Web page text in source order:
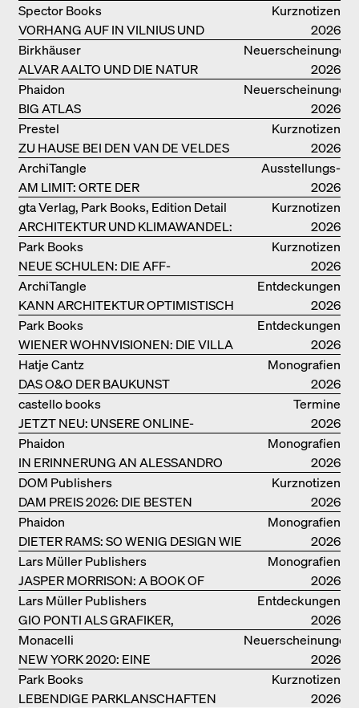
Kurznotizen
VORHANG AUF IN VILNIUS UND
MINSK!
Spector Books
2026
Neuerscheinungen
ALVAR AALTO UND DIE NATUR
Birkhäuser
2026
Neuerscheinungen
BIG ATLAS
Phaidon
2026
Kurznotizen
ZU HAUSE BEI DEN VAN DE VELDES
Prestel
2026
Ausstellungs­
kataloge
AM LIMIT: ORTE DER
LEBENSMITTELPRODUKTION
ArchiTangle
2026
Kurznotizen
ARCHITEKTUR UND KLIMAWANDEL:
WEITERE BUCHEMPFEHLUNGEN
gta Verlag, Park Books, Edition Detail
2026
Kurznotizen
NEUE SCHULEN: DIE AFF-
MONOGRAFIE
Park Books
2026
Entdeckungen
KANN ARCHITEKTUR OPTIMISTISCH
SEIN?
ArchiTangle
2026
Entdeckungen
WIENER WOHNVISIONEN: DIE VILLA
REZEK
Park Books
2026
Monografien
DAS O&O DER BAUKUNST
Hatje Cantz
2026
Termine
JETZT NEU: UNSERE ONLINE-
BUCHHANDLUNG
castello books
2026
Monografien
IN ERINNERUNG AN ALESSANDRO
MENDINI
Phaidon
2026
Kurznotizen
DAM PREIS 2026: DIE BESTEN
BAUTEN IN/AUS DEUTSCHLAND
DOM Publishers
2026
Monografien
DIETER RAMS: SO WENIG DESIGN WIE
MÖGLICH
Phaidon
2026
Monografien
JASPER MORRISON: A BOOK OF
THINGS
Lars Müller Publishers
2026
Entdeckungen
GIO PONTI ALS GRAFIKER,
ARCHITEKT, DESIGNER….
Lars Müller Publishers
2026
Neuerscheinungen
NEW YORK 2020: EINE
ENZYKLOPÄDIE DER ARCHITEKTUR
Monacelli
2026
Kurznotizen
LEBENDIGE PARKLANSCHAFTEN
Park Books
2026